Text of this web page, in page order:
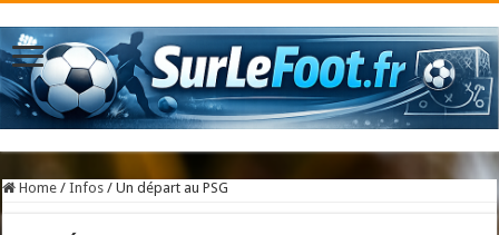
Home / Infos / Un départ au PSG